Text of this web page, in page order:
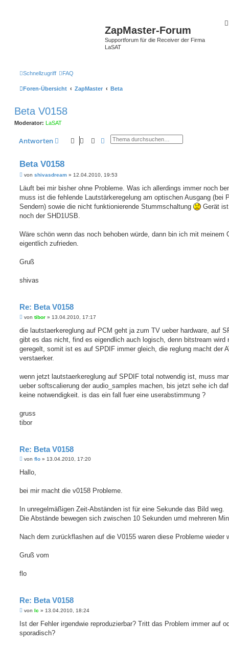
ZapMaster-Forum
Supportforum für die Receiver der Firma
LaSAT
Schnellzugriff FAQ
Foren-Übersicht ZapMaster Beta
Beta V0158
Moderator: LaSAT
Antworten SucheErweiterte Suche
Beta V0158
B
r
a
von shivasdream » 12.04.2010, 19:53
Läuft bei mir bisher ohne Probleme. Was ich allerdings immer noch
muss ist die fehlende Lautstärkeregelung am optischen Ausgang (bei
Sendern) sowie die nicht funktionierende Stummschaltung
Gerät
noch der SHD1USB.
Wäre schön wenn das noch behoben würde, dann bin ich mit meinem
eigentlich zufrieden.
Gruß
shivas
Re: Beta V0158
B
i
r
a
g
von tibor » 13.04.2010, 17:17
die lautstaerkereglung auf PCM geht ja zum TV ueber hardware, auf
gibt es das nicht, find es eigendlich auch logisch, denn bitstream wird
geregelt, somit ist es auf SPDIF immer gleich, die reglung macht der
verstaerker.
wenn jetzt lautstaerkereglung auf SPDIF total notwendig ist, muss
ueber softscalierung der audio_samples machen, bis jetzt sehe ich
keine notwendigkeit. is das ein fall fuer eine userabstimmung ?
gruss
tibor
Re: Beta V0158
B
i
a
von flo » 13.04.2010, 17:20
Hallo,
bei mir macht die v0158 Probleme.
In unregelmäßigen Zeit-Abständen ist für eine Sekunde das Bild weg.
Die Abstände bewegen sich zwischen 10 Sekunden umd mehreren
Nach dem zurückflashen auf die V0155 waren diese Probleme wieder
Gruß vom
flo
Re: Beta V0158
B
i
r
von lc » 13.04.2010, 18:24
Ist der Fehler irgendwie reproduzierbar? Tritt das Problem immer auf
sporadisch?